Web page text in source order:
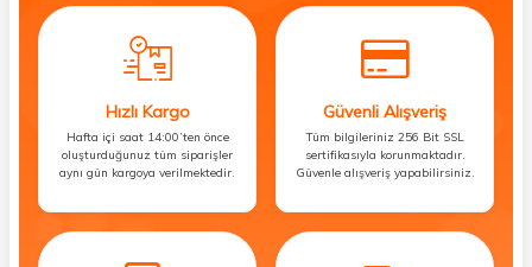
Hızlı Kargo
Hafta içi saat 14:00’ten önce
oluşturduğunuz tüm siparişler
aynı gün kargoya verilmektedir.
Güvenli Alışveriş
Tüm bilgileriniz 256 Bit SSL
sertifikasıyla korunmaktadır.
Güvenle alışveriş yapabilirsiniz.